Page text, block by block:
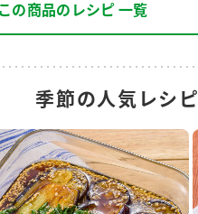
この商品のレシピ 一覧
季節の人気レシピ